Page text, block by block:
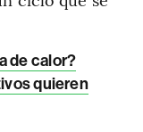
de calor?
quieren